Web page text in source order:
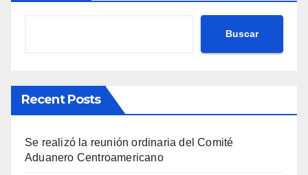
Buscar
Recent Posts
Se realizó la reunión ordinaria del Comité
Aduanero Centroamericano